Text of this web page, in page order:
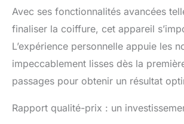
Avec ses fonctionnalités avancées
finaliser la coiffure, cet appareil
L’expérience personnelle appuie les
impeccablement lisses dès la
passages pour obtenir un résultat
Rapport qualité-prix : un